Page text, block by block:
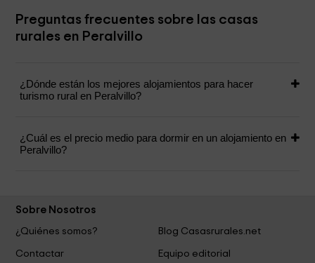
Preguntas frecuentes sobre las casas
rurales en Peralvillo
¿Dónde están los mejores alojamientos para hacer
turismo rural en Peralvillo?
¿Cuál es el precio medio para dormir en un alojamiento en
Peralvillo?
Sobre Nosotros
¿Quiénes somos?
Blog Casasrurales.net
Contactar
Equipo editorial